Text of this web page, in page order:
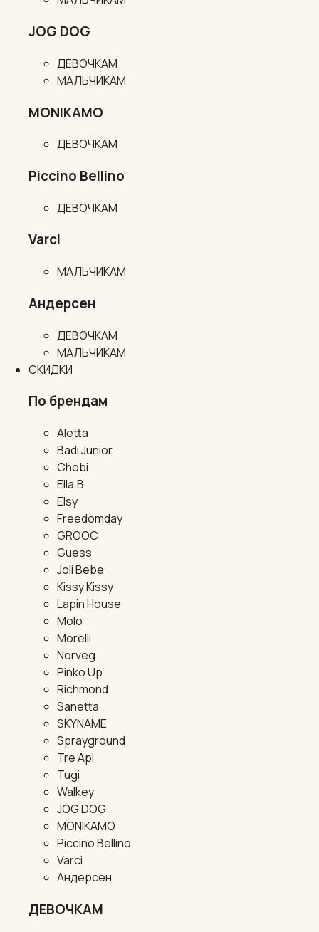
JOG DOG
ДЕВОЧКАМ
МАЛЬЧИКАМ
MONIKAMO
ДЕВОЧКАМ
Piccino Bellino
ДЕВОЧКАМ
Varci
МАЛЬЧИКАМ
Андерсен
ДЕВОЧКАМ
МАЛЬЧИКАМ
СКИДКИ
По брендам
Aletta
Badi Junior
Chobi
Ella.B
Elsy
Freedomday
GROOC
Guess
Joli Bebe
Kissy Kissy
Lapin House
Molo
Morelli
Norveg
Pinko Up
Richmond
Sanetta
SKYNAME
Sprayground
Tre Api
Tugi
Walkey
JOG DOG
MONIKAMO
Piccino Bellino
Varci
Андерсен
ДЕВОЧКАМ